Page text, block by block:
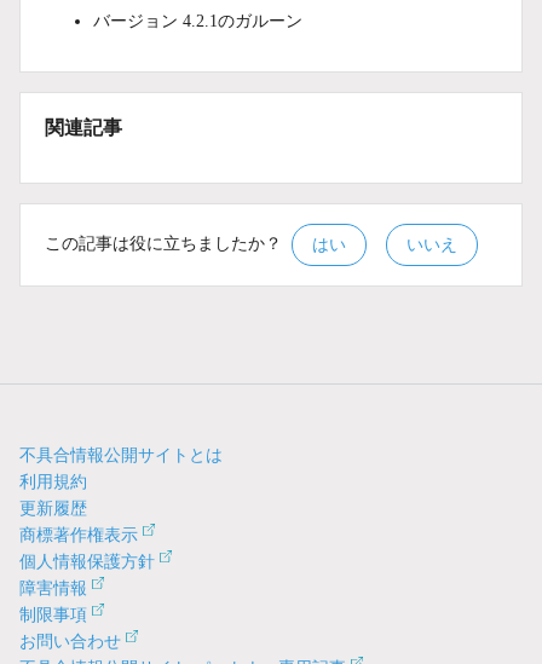
バージョン 4.2.1のガルーン
関連記事
この記事は役に立ちましたか？ はい いいえ
不具合情報公開サイトとは
利用規約
更新履歴
商標著作権表示
個人情報保護方針
障害情報
制限事項
お問い合わせ